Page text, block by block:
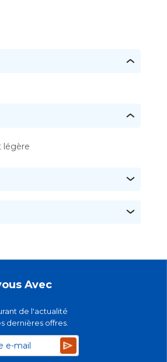
légère
Avec
de l'actualité
dernières offres.
Subscribe